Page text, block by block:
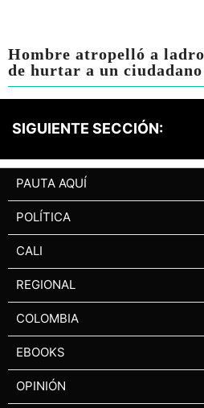
Hombre atropelló a
de hurtar a un
SIGUIENTE SECCIÓN:
PAUTA AQUÍ
POLÍTICA
CALI
REGIONAL
COLOMBIA
EBOOKS
OPINIÓN